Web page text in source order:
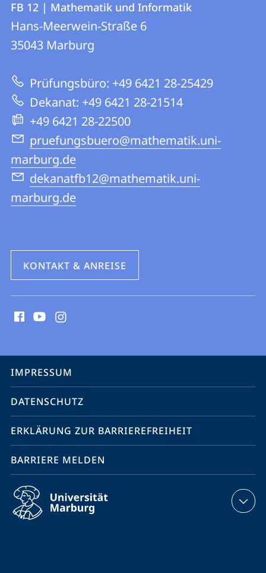
und
Informationen
zur
Website
FB
12
|
Mathematik
und
Informatik
FB 12 | Mathematik und Informatik
Hans-Meerwein-Straße 6
35043 Marburg
Prüfungsbüro: +49 6421 28-25429
Dekanat: +49 6421 28-21514
+49 6421 28-22500
pruefungsbuero@mathematik.uni-
marburg.de
dekanatfb12@mathematik.uni-
marburg.de
KONTAKT & ANREISE
Media
Service-
Navigation
IMPRESSUM
DATENSCHUTZ
ERKLÄRUNG ZUR BARRIEREFREIHEIT
BARRIERE MELDEN